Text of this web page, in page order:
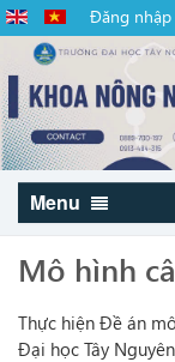
Đăng nhập
Menu
Mô hình
Thực hiện Đề án
Đại học Tây